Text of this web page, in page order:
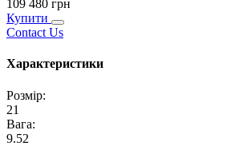
109 480 грн
Купити
Contact Us
Характеристики
Розмір:
21
Вага:
9.52